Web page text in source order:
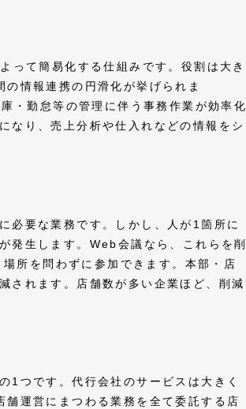
って簡易化する仕組みです。役割は大き
情報連携の円滑化が挙げられま
・勤怠等の管理に伴う事務作業が効率化
なり、売上分析や仕入れなどの情報をシ
必要な業務です。しかし、人が1箇所に
発生します。Web会議なら、これらを削
所を問わずに参加できます。本部・店
されます。店舗数が多い企業ほど、削減
1つです。代行会社のサービスは大きく
運営にまつわる業務を全て委託する店